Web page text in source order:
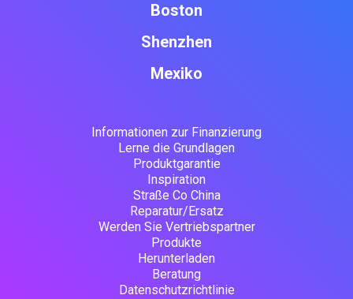
Boston
Shenzhen
Mexiko
Informationen zur Finanzierung
Lerne die Grundlagen
Produktgarantie
Inspiration
Straße Co China
Reparatur/Ersatz
Werden Sie Vertriebspartner
Produkte
Herunterladen
Beratung
Datenschutzrichtlinie